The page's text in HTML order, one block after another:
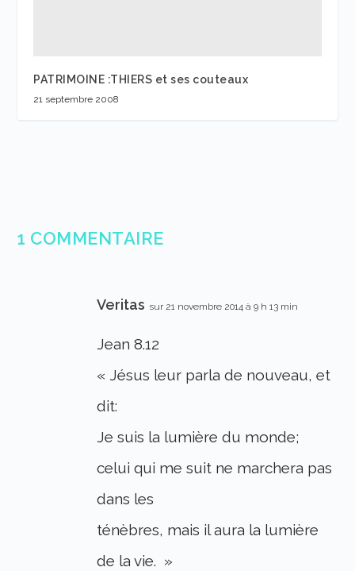
PATRIMOINE :THIERS et ses couteaux
21 septembre 2008
1 COMMENTAIRE
Veritas sur 21 novembre 2014 à 9 h 13 min
Jean 8.12
« Jésus leur parla de nouveau, et
dit:
Je suis la lumière du monde;
celui qui me suit ne marchera pas
dans les
ténèbres, mais il aura la lumière
de la vie. »